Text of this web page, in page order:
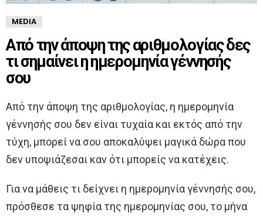
MEDIA
Από την άποψη της αριθμολογίας δες
τι σημαίνει η ημερομηνία γέννησής
σου
Από την άποψη της αριθμολογίας, η ημερομηνία
γέννησής σου δεν είναι τυχαία και εκτός από την
τύχη, μπορεί να σου αποκαλύψει μαγικά δώρα που
δεν υποψιάζεσαι καν ότι μπορείς να κατέχεις.
Για να μάθεις τι δείχνει η ημερομηνία γέννησής σου,
πρόσθεσε τα ψηφία της ημερομηνίας σου, το μήνα